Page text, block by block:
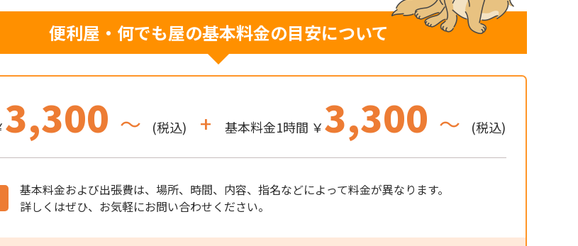
便利屋・何でも屋の基本料金の目安について
3,300 ～ (税込) + 基本料金1時間 ￥3,300 ～ (税込)
基本料金および出張費は、場所、時間、内容、指名などによって料金が異なります。
詳しくはぜひ、お気軽にお問い合わせください。